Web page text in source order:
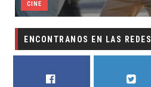
CINE
ENCONTRANOS EN LAS REDES